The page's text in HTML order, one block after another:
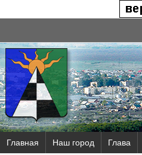
Главная Наш город Глава